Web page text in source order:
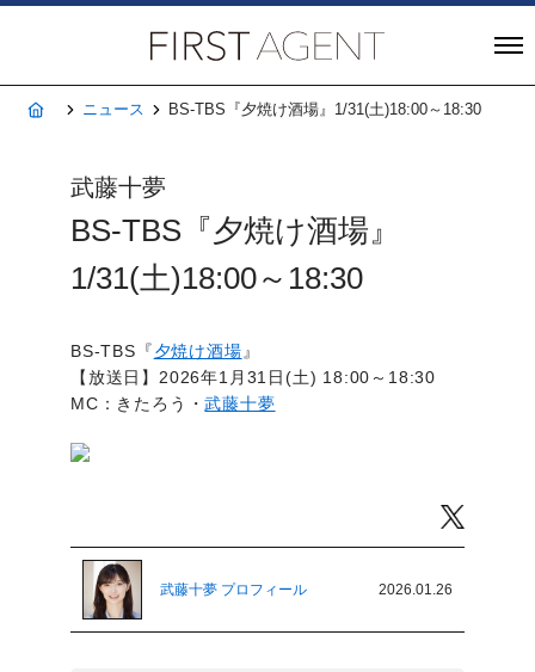
ホームニュース BS-TBS『夕焼け酒場』1/31(土)18:00～18:30
武藤十夢
BS-TBS『夕焼け酒場』
1/31(土)18:00～18:30
BS-TBS『夕焼け酒場 』
【放送日】2026年1月31日(土) 18:00～18:30
MC：きたろう・武藤十夢
武藤十夢 プロフィール 2026.01.26